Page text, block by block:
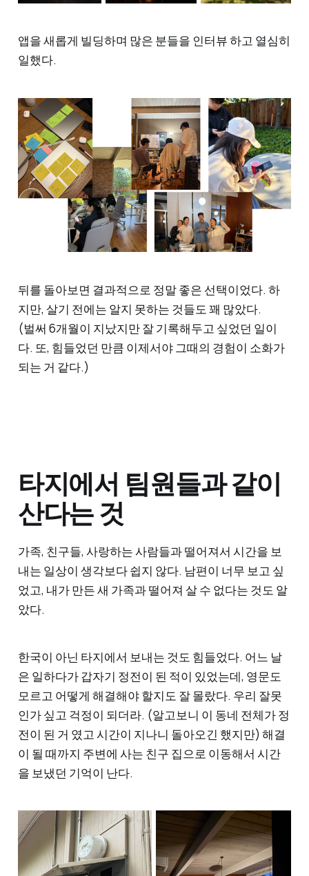
앱을 새롭게 빌딩하며 많은 분들을 인터뷰 하고 열심히
일했다.
뒤를 돌아보면 결과적으로 정말 좋은 선택이었다. 하
지만, 살기 전에는 알지 못하는 것들도 꽤 많았다.
(벌써 6개월이 지났지만 잘 기록해두고 싶었던 일이
다. 또, 힘들었던 만큼 이제서야 그때의 경험이 소화가
되는 거 같다.)
타지에서 팀원들과 같이
산다는 것
가족, 친구들, 사랑하는 사람들과 떨어져서 시간을 보
내는 일상이 생각보다 쉽지 않다. 남편이 너무 보고 싶
었고, 내가 만든 새 가족과 떨어져 살 수 없다는 것도 알
았다.
한국이 아닌 타지에서 보내는 것도 힘들었다. 어느 날
은 일하다가 갑자기 정전이 된 적이 있었는데, 영문도
모르고 어떻게 해결해야 할지도 잘 몰랐다. 우리 잘못
인가 싶고 걱정이 되더라. (알고보니 이 동네 전체가 정
전이 된 거 였고 시간이 지나니 돌아오긴 했지만) 해결
이 될 때까지 주변에 사는 친구 집으로 이동해서 시간
을 보냈던 기억이 난다.